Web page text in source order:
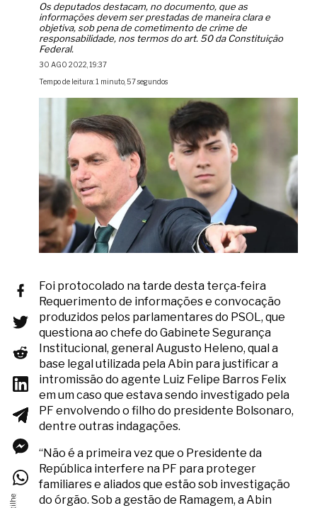
Os deputados destacam, no documento, que as
informações devem ser prestadas de maneira clara e
objetiva, sob pena de cometimento de crime de
responsabilidade, nos termos do art. 50 da Constituição
Federal.
30 AGO 2022, 19:37
Tempo de leitura: 1 minuto, 57 segundos
Foi protocolado na tarde desta terça-feira
Requerimento de informações e convocação
produzidos pelos parlamentares do PSOL, que
questiona ao chefe do Gabinete Segurança
Institucional, general Augusto Heleno, qual a
base legal utilizada pela Abin para justificar a
intromissão do agente Luiz Felipe Barros Felix
em um caso que estava sendo investigado pela
PF envolvendo o filho do presidente Bolsonaro,
dentre outras indagações.
“Não é a primeira vez que o Presidente da
República interfere na PF para proteger
familiares e aliados que estão sob investigação
do órgão. Sob a gestão de Ramagem, a Abin